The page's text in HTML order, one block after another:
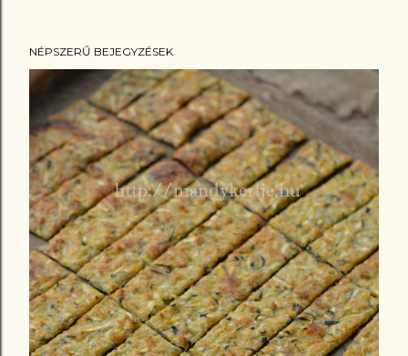
NÉPSZERŰ BEJEGYZÉSEK